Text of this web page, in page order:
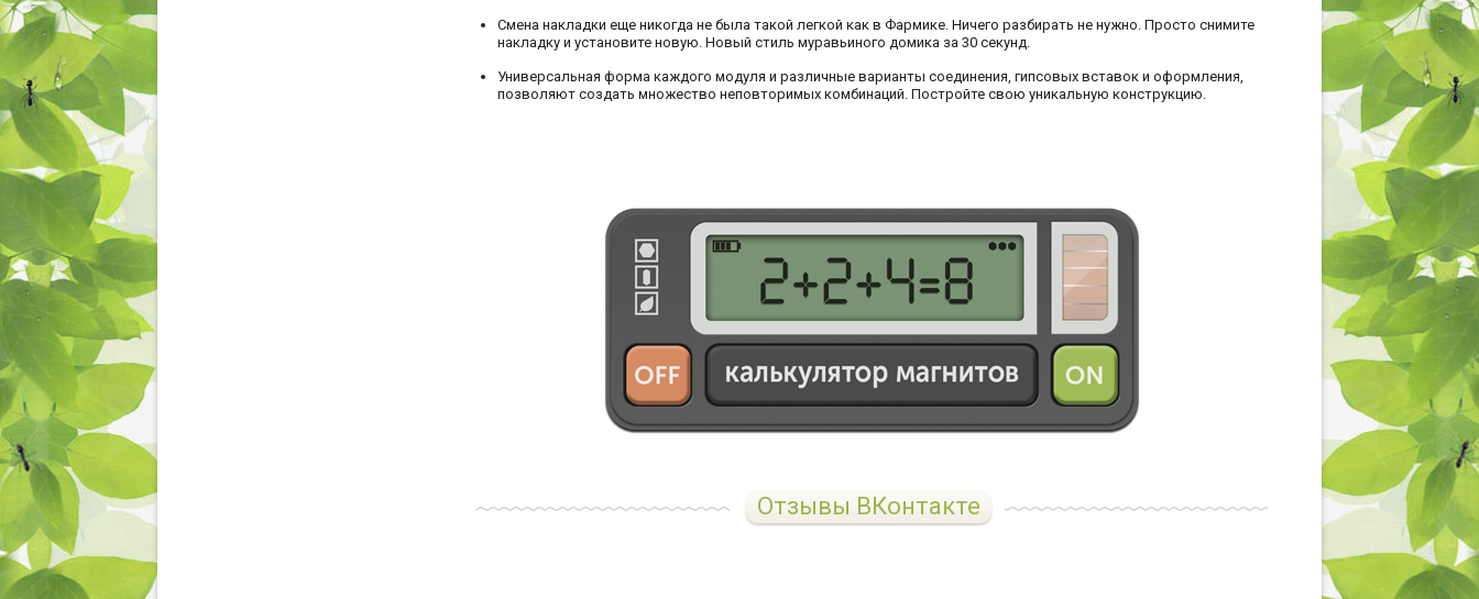
Смена накладки еще никогда не была такой легкой как в Фармике. Ничего разбирать не нужно. Просто снимите
накладку и установите новую. Новый стиль муравьиного домика за 30 секунд.
Универсальная форма каждого модуля и различные варианты соединения, гипсовых вставок и оформления,
позволяют создать множество неповторимых комбинаций. Постройте свою уникальную конструкцию.
Отзывы ВКонтакте